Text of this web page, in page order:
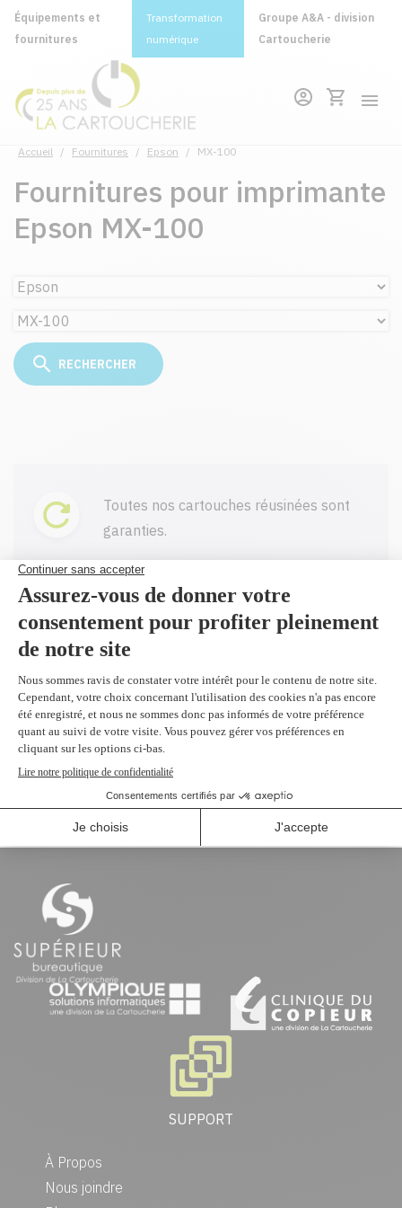
Équipements et
fournitures
Transformation
numérique
Groupe A&A - division
Cartoucherie
Accueil / Fournitures / Epson / MX-100
Fournitures pour imprimante
Epson MX-100
Toutes nos cartouches réusinées sont
garanties.
Livraison gratuite sur tout achat de
100$ CAD et plus avant taxes.
Profitez d'un rabais à l'achat de 2
produits identiques et plus.
SUPPORT
À Propos
Nous joindre